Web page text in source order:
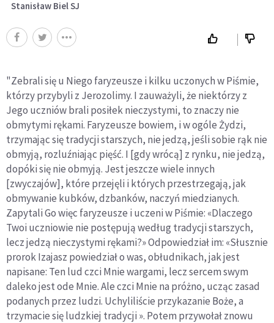
Stanisław Biel SJ
"Zebrali się u Niego faryzeusze i kilku uczonych w Piśmie,
którzy przybyli z Jerozolimy. I zauważyli, że niektórzy z
Jego uczniów brali posiłek nieczystymi, to znaczy nie
obmytymi rękami. Faryzeusze bowiem, i w ogóle Żydzi,
trzymając się tradycji starszych, nie jedzą, jeśli sobie rąk nie
obmyją, rozluźniając pięść. I [gdy wrócą] z rynku, nie jedzą,
dopóki się nie obmyją. Jest jeszcze wiele innych
[zwyczajów], które przejęli i których przestrzegają, jak
obmywanie kubków, dzbanków, naczyń miedzianych.
Zapytali Go więc faryzeusze i uczeni w Piśmie: «Dlaczego
Twoi uczniowie nie postępują według tradycji starszych,
lecz jedzą nieczystymi rękami?» Odpowiedział im: «Słusznie
prorok Izajasz powiedział o was, obłudnikach, jak jest
napisane: Ten lud czci Mnie wargami, lecz sercem swym
daleko jest ode Mnie. Ale czci Mnie na próżno, ucząc zasad
podanych przez ludzi. Uchyliliście przykazanie Boże, a
trzymacie się ludzkiej tradycji ». Potem przywołał znowu